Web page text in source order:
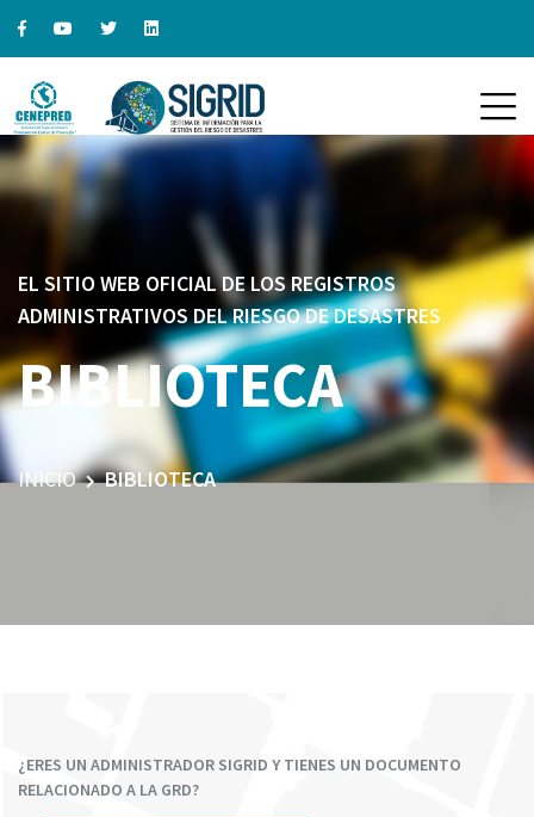
EL SITIO WEB OFICIAL DE LOS REGISTROS
ADMINISTRATIVOS DEL RIESGO DE DESASTRES
BIBLIOTECA
INICIO BIBLIOTECA
¿ERES UN ADMINISTRADOR SIGRID Y TIENES UN DOCUMENTO
RELACIONADO A LA GRD?